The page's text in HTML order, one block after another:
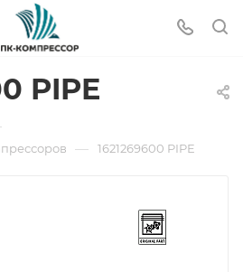
PIPE
— 1621269600 PIPE